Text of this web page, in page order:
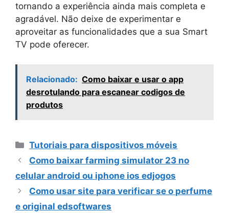
tornando a experiência ainda mais completa e
agradável. Não deixe de experimentar e
aproveitar as funcionalidades que a sua Smart
TV pode oferecer.
Relacionado: Como baixar e usar o app
desrotulando para escanear codigos de
produtos
Categorias
Tutoriais para dispositivos móveis
Como baixar farming simulator 23 no
celular android ou iphone ios edjogos
Como usar site para verificar se o perfume
e original edsoftwares